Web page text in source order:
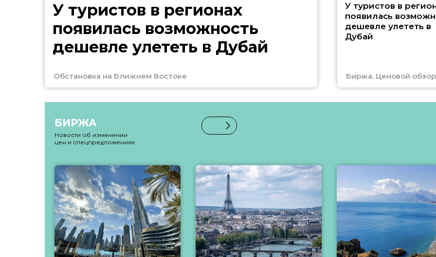
У туристов в регионах
появилась возможность
дешевле улететь в Дубай
Обстановка на Ближнем Востоке
У туристов в
появилась
дешевле улететь в
Дубай
Биржа. Ценовой обзор
БИРЖА
Новости об изменении
цен и спецпредложениях